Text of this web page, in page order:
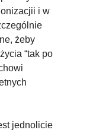
i w
żeby
“tak po
jednolicie